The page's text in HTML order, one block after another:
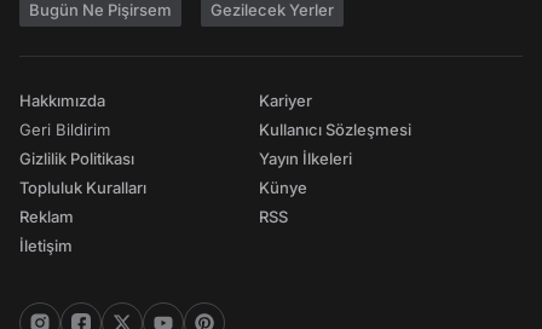
Bugün Ne Pişirsem Gezilecek Yerler
Hakkımızda
Geri Bildirim
Gizlilik Politikası
Topluluk Kuralları
Reklam
İletişim
Kariyer
Kullanıcı Sözleşmesi
Yayın İlkeleri
Künye
RSS